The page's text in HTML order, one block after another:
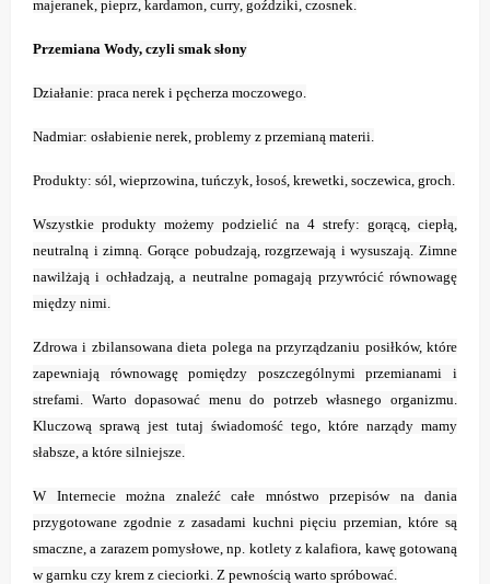
majeranek, pieprz, kardamon, curry, goździki, czosnek.
Przemiana Wody, czyli smak słony
Działanie: praca nerek i pęcherza moczowego.
Nadmiar: osłabienie nerek, problemy z przemianą materii.
Produkty: sól, wieprzowina, tuńczyk, łosoś, krewetki, soczewica, groch.
Wszystkie produkty możemy podzielić na 4 strefy: gorącą, ciepłą,
neutralną i zimną. Gorące pobudzają, rozgrzewają i wysuszają. Zimne
nawilżają i ochładzają, a neutralne pomagają przywrócić równowagę
między nimi.
Zdrowa i zbilansowana dieta polega na przyrządzaniu posiłków, które
zapewniają równowagę pomiędzy poszczególnymi przemianami i
strefami. Warto dopasować menu do potrzeb własnego organizmu.
Kluczową sprawą jest tutaj świadomość tego, które narządy mamy
słabsze, a które silniejsze.
W Internecie można znaleźć całe mnóstwo przepisów na dania
przygotowane zgodnie z zasadami kuchni pięciu przemian, które są
smaczne, a zarazem pomysłowe, np. kotlety z kalafiora, kawę gotowaną
w garnku czy krem z cieciorki. Z pewnością warto spróbować.